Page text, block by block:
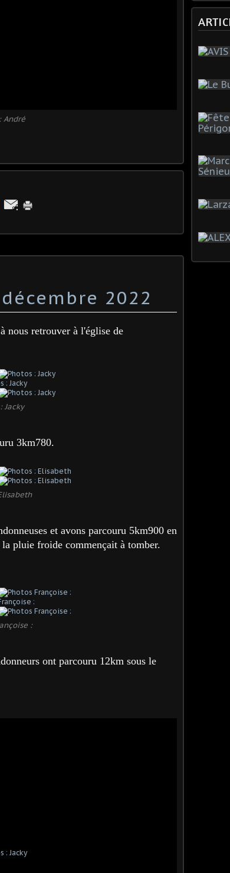
André
2022
nous retrouver à l'église de
Jacky
3km780.
et avons parcouru 5km900 en
pluie froide commençait à tomber.
:
ont parcouru 12km sous le